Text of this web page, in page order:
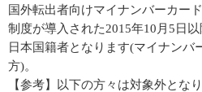
国外転出者向けマイナンバーカー
制度が導入された2015年10月5日
日本国籍者となります(マイナンバ
方)。
【参考】以下の方々は対象外となり